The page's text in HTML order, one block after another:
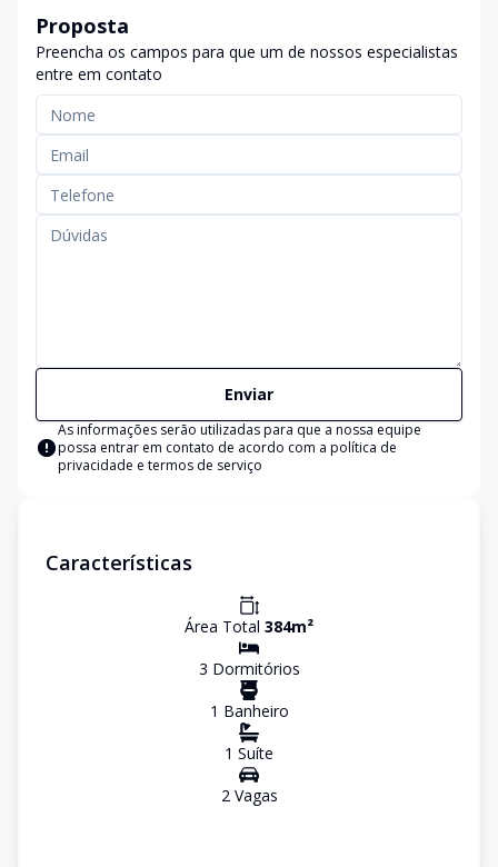
Proposta
Preencha os campos para que um de nossos especialistas
entre em contato
Enviar
As informações serão utilizadas para que a nossa equipe
possa entrar em contato de acordo com a política de
privacidade e termos de serviço
Características
Área Total 384m²
3 Dormitórios
1 Banheiro
1 Suíte
2Vagas